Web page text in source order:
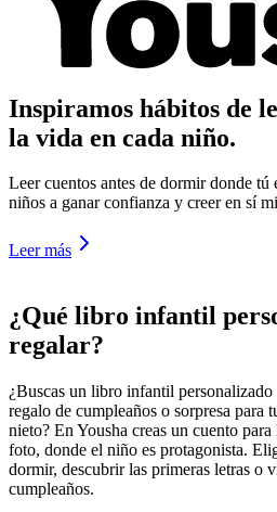
Inspiramos hábitos de
la vida en cada niño.
Leer cuentos antes de dormir donde tú
niños a ganar confianza y creer en sí
Leer más
¿Qué libro infantil
regalar?
¿Buscas un libro infantil
regalo de cumpleaños o sorpresa para
nieto? En Yousha creas un cuento
foto, donde el niño es protagonista.
dormir, descubrir las primeras letras o
cumpleaños.